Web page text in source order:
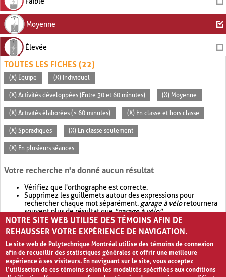
Moyenne
Élevée
TOUTES LES FICHES (22)
(X) Équipe (X) Individuel
(X) Activités développées (Entre 30 et 60 minutes) (X) Moyenne
(X) Activités élaborées (> 60 minutes) (X) En classe et hors classe
(X) Sporadiques (X) En classe seulement
(X) En plusieurs séances
Votre recherche n'a donné aucun résultat
Vérifiez que l'orthographe est correcte.
Supprimez les guillemets autour des expressions pour
rechercher chaque mot séparément. garage à véloretournera
souvent plus de résultat que"garage à vélo".
Envisagez d'élargir votre recherche avec OR.garage OR vélo
retournera souvent plus de résultat quegarage à vélo
NOTRE SITE WEB UTILISE DES TÉMOINS AFIN DE
REHAUSSER VOTRE EXPÉRIENCE DE NAVIGATION.
Le site web de Polytechnique Montréal utilise des témoins de connexion
afin de recueillir des statistiques générales et offrir une meilleure
expérience à ses visiteurs. En naviguant sur le site, vous acceptez
l’utilisation de ces témoins selon les modalités spécifiées aux conditions